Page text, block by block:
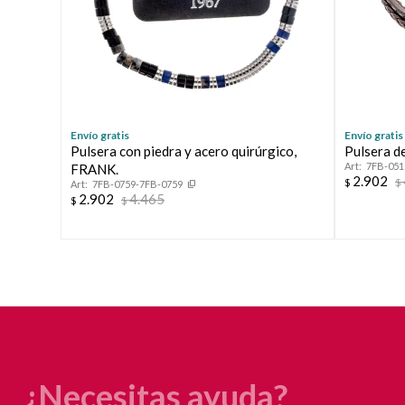
Envío gratis
Pulsera con piedra y acero quirúrgico,
FRANK.
7FB-0759-7FB-0759
$ 2.902 $4.465
Envío gratis
Pulsera
7FB-
$ 2.902 $
¿Necesitas ayuda?